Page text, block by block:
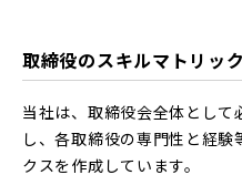
取締役のスキルマトリッ
当社は、取締役会全体とし
し、各取締役の専門性と経
クスを作成しています。